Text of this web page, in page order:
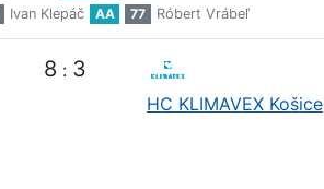
Ivan Klepáč AA 77 Róbert Vrábeľ
8 : 3
HC KLIMAVEX Košice